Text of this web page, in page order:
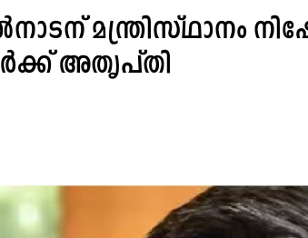
മന്ത്രിസ്ഥാനം
അതൃപ്തി